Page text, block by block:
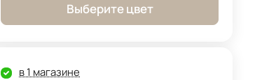
Выберите цвет
в 1 магазине